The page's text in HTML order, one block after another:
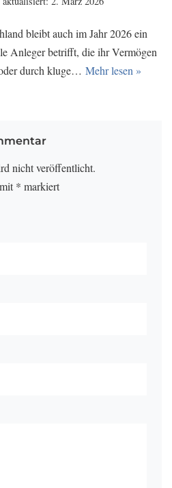
bleibt auch im Jahr 2026 ein
Anleger betrifft, die ihr Vermögen
durch kluge… Mehr lesen »
nicht veröffentlicht.
* markiert